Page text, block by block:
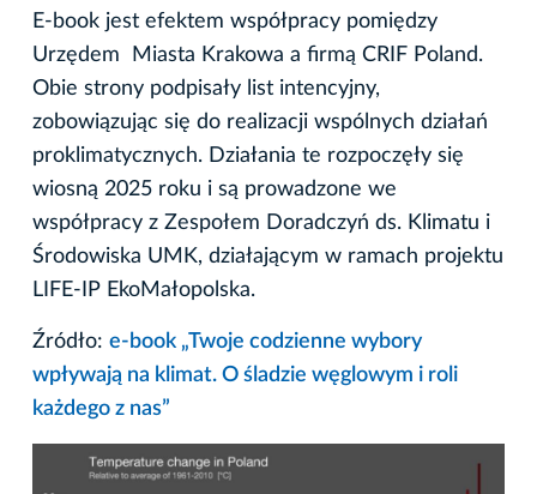
E-book jest efektem współpracy pomiędzy
Urzędem Miasta Krakowa a firmą CRIF Poland.
Obie strony podpisały list intencyjny,
zobowiązując się do realizacji wspólnych działań
proklimatycznych. Działania te rozpoczęły się
wiosną 2025 roku i są prowadzone we
współpracy z Zespołem Doradczyń ds. Klimatu i
Środowiska UMK, działającym w ramach projektu
LIFE-IP EkoMałopolska.
Źródło: e-book „Twoje codzienne wybory
wpływają na klimat. O śladzie węglowym i roli
każdego z nas”